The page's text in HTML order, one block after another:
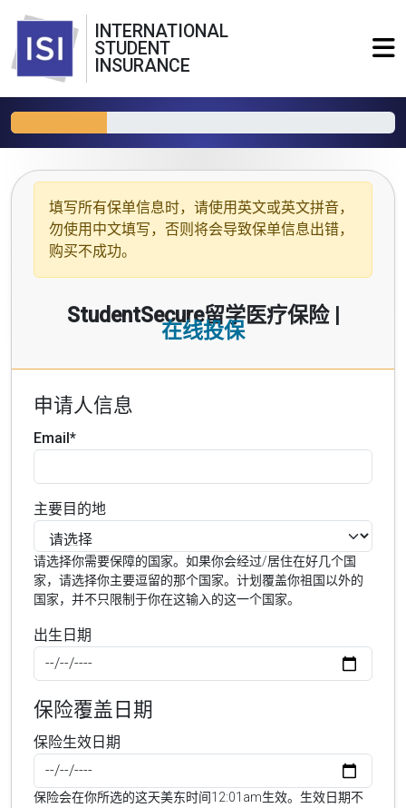
INTERNATIONAL
STUDENT
INSURANCE
填写所有保单信息时，请使用 英文或英文拼音，
勿使用中文填写，否则将会导致保单信息出错，
购买不成功。
StudentSecure留学医疗保险 |
在线投保
申请人信息
Email*
主要目的地
请选择你需要保障的国家。如果你会经过/居住在好几个国
家，请选择你主要逗留的那个国家。计划覆盖你祖国以外的
国家，并不只限制于你在这输入的这一个国家。
出生日期
保险覆盖日期
保险生效日期
保险会在你所选的这天美东时间12:01am生效。生效日期不